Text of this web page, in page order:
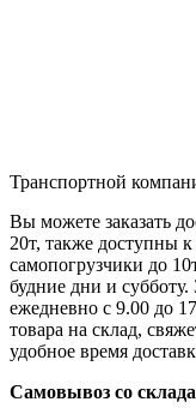
Транспортной
Вы можете заказать
20т, также доступны
самопогрузчики до
будние дни и субботу.
ежедневно с 9.00 до
товара на склад,
удобное время
Самовывоз со склада